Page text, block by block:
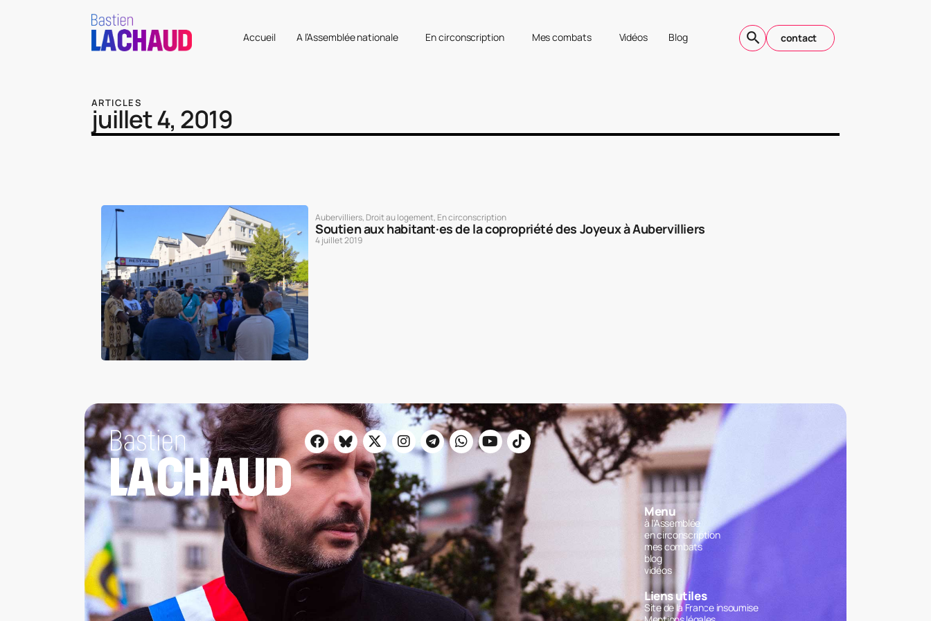
Accueil A l’Assemblée nationale En circonscription Mes combats Vidéos Blog contact
ARTICLES
juillet 4, 2019
Aubervilliers, Droit au logement, En circonscription
Soutien aux habitant·es de la copropriété des Joyeux à Aubervilliers
4 juillet 2019
Menu
à l'Assemblée
en circonscription
mes combats
blog
vidéos
Liens utiles
Site de la France insoumise